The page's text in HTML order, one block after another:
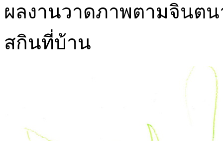
ผลงานวาดภาพตามจินตน
สกินที่บ้าน